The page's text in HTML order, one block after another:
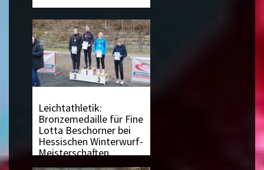
Leichtathletik:
Bronzemedaille für Fine
Lotta Beschorner bei
Hessischen Winterwurf-
Meisterschaften